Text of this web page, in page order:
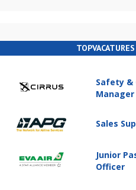
TOPVACATURES
Safety &
Manager
Sales
Junior
Officer